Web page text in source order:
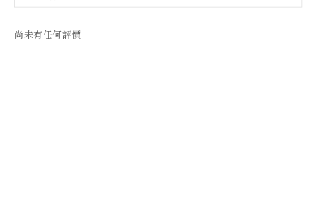
尚未有任何評價